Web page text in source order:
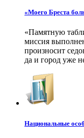
«Моего Бреста
«Памятную
миссия
произносит
да и город уже
Национальные